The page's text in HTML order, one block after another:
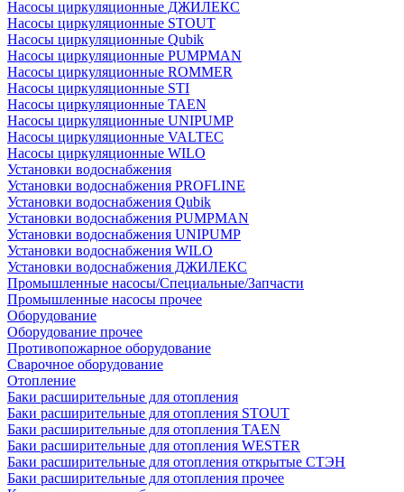
Насосы циркуляционные ДЖИЛЕКС
Насосы циркуляционные STOUT
Насосы циркуляционные Qubik
Насосы циркуляционные PUMPMAN
Насосы циркуляционные ROMMER
Насосы циркуляционные STI
Насосы циркуляционные TAEN
Насосы циркуляционные UNIPUMP
Насосы циркуляционные VALTEC
Насосы циркуляционные WILO
Установки водоснабжения
Установки водоснабжения PROFLINE
Установки водоснабжения Qubik
Установки водоснабжения PUMPMAN
Установки водоснабжения UNIPUMP
Установки водоснабжения WILO
Установки водоснабжения ДЖИЛЕКС
Промышленные насосы/Специальные/Запчасти
Промышленные насосы прочее
Оборудование
Оборудование прочее
Противопожарное оборудование
Сварочное оборудование
Отопление
Баки расширительные для отопления
Баки расширительные для отопления STOUT
Баки расширительные для отопления TAEN
Баки расширительные для отопления WESTER
Баки расширительные для отопления открытые СТЭН
Баки расширительные для отопления прочее